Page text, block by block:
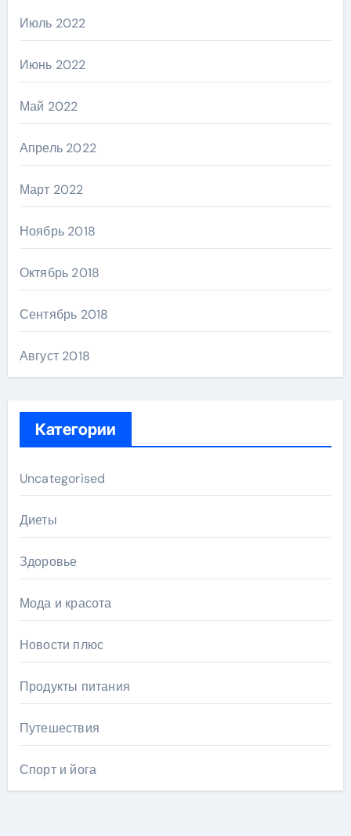
Июль 2022
Июнь 2022
Май 2022
Апрель 2022
Март 2022
Ноябрь 2018
Октябрь 2018
Сентябрь 2018
Август 2018
Категории
Uncategorised
Диеты
Здоровье
Мода и красота
Новости плюс
Продукты питания
Путешествия
Спорт и йога